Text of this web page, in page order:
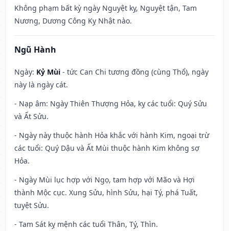
Không phạm bất kỳ ngày Nguyệt kỵ, Nguyệt tận, Tam
Nương, Dương Công Kỵ Nhật nào.
Ngũ Hành
Ngày: Kỷ Mùi - tức Can Chi tương đồng (cùng Thổ), ngày
này là ngày cát.
- Nạp âm: Ngày Thiên Thượng Hỏa, kỵ các tuổi: Quý Sửu
và Ất Sửu.
- Ngày này thuộc hành Hỏa khắc với hành Kim, ngoại trừ
các tuổi: Quý Dậu và Ất Mùi thuộc hành Kim không sợ
Hỏa.
- Ngày Mùi lục hợp với Ngọ, tam hợp với Mão và Hợi
thành Mộc cục. Xung Sửu, hình Sửu, hại Tý, phá Tuất,
tuyệt Sửu.
- Tam Sát kỵ mệnh các tuổi Thân, Tý, Thìn.